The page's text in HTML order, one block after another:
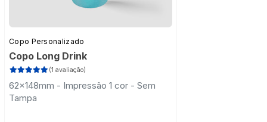
Copo Personalizado
Copo Long Drink
(1 avaliação)
62x148mm - Impressão 1 cor - Sem
Tampa